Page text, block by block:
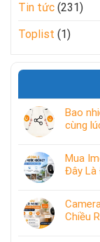
Tin tức (231)
Toplist (1)
Bao
cùng
Mua
Đây Là
Chiều